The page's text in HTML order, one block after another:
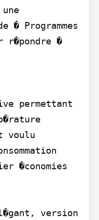
� Programmes
r�pondre �
permettant
voulu
�conomies
version